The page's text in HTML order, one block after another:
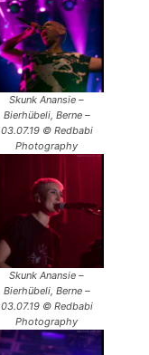
Skunk Anansie –
Bierhübeli, Berne –
03.07.19 © Redbabi
Photography
Skunk Anansie –
Bierhübeli, Berne –
03.07.19 © Redbabi
Photography